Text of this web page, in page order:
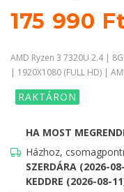
175 990
AMD Ryzen 3 7320U 2.4 |
| 1920X1080 (FULL HD) |
RAKTÁRON
HA MOST
Házhoz,
SZERDÁRA (2026-
KEDDRE (2026-08-